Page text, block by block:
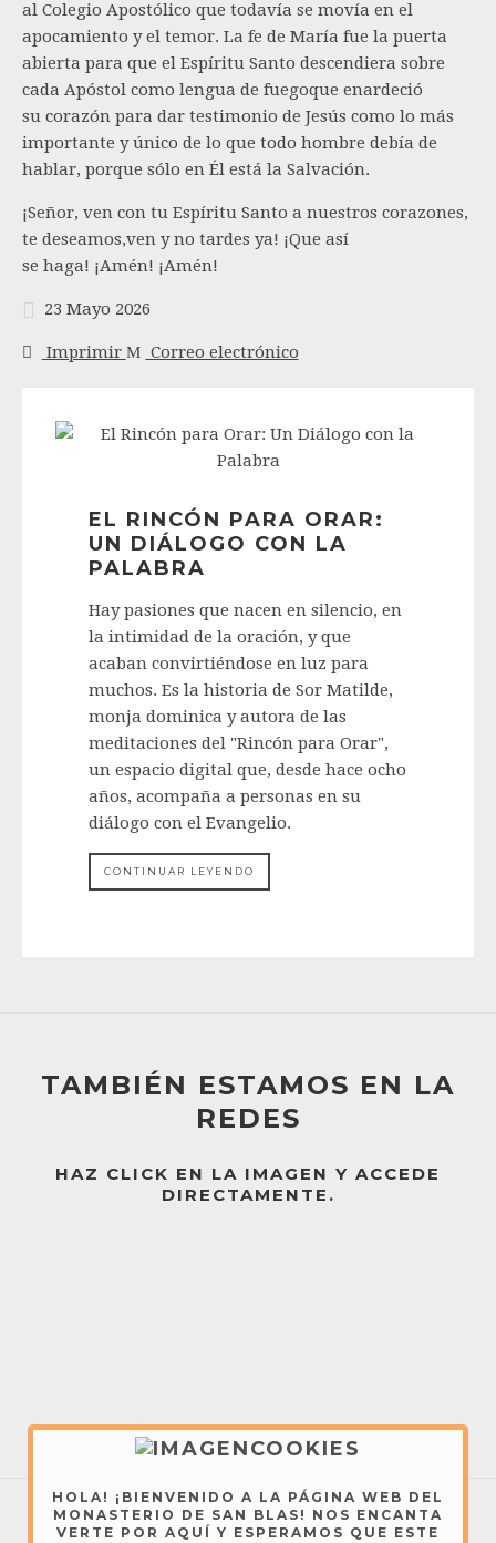
al Colegio Apostólico que todavía se movía en el
apocamiento y el temor. La fe de María fue la puerta
abierta para que el Espíritu Santo descendiera sobre
cada Apóstol como lengua de fuegoque enardeció
su corazón para dar testimonio de Jesús como lo más
importante y único de lo que todo hombre debía de
hablar, porque sólo en Él está la Salvación.
¡Señor, ven con tu Espíritu Santo a nuestros corazones,
te deseamos,ven y no tardes ya! ¡Que así
se haga! ¡Amén! ¡Amén!
23 Mayo 2026
Imprimir Correo electrónico
EL RINCÓN PARA ORAR:
UN DIÁLOGO CON LA
PALABRA
Hay pasiones que nacen en silencio, en
la intimidad de la oración, y que
acaban convirtiéndose en luz para
muchos. Es la historia de Sor Matilde,
monja dominica y autora de las
meditaciones del "Rincón para Orar",
un espacio digital que, desde hace ocho
años, acompaña a personas en su
diálogo con el Evangelio.
CONTINUAR LEYENDO
TAMBIÉN ESTAMOS EN LA
REDES
HAZ CLICK EN LA IMAGEN Y ACCEDE
DIRECTAMENTE.
HOLA! ¡BIENVENIDO A LA PÁGINA WEB DEL
MONASTERIO DE SAN BLAS! NOS ENCANTA
VERTE POR AQUÍ Y ESPERAMOS QUE ESTE